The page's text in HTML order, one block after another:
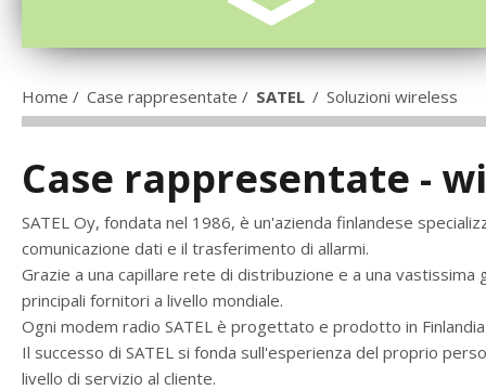
Home / Case rappresentate / SATEL / Soluzioni wireless
Case rappresentate -
SATEL Oy, fondata nel 1986, è un'azienda finlandese
comunicazione dati e il trasferimento di allarmi.
Grazie a una capillare rete di distribuzione e a una
principali fornitori a livello mondiale.
Ogni modem radio SATEL è progettato e prodotto in
Il successo di SATEL si fonda sull'esperienza del proprio
livello di servizio al cliente.